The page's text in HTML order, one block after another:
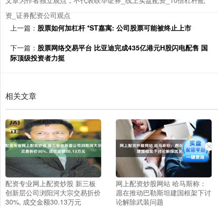
资_证券配资公司观点
上一篇： 股票如何加杠杆 *ST嘉寓: 公司股票可能被终止上市
下一篇： 股票网络交易平台 比亚迪完成435亿港元H股闪电配售 国
际顶级投资者力挺
相关文章
配资专业网上配资炒股 新三板
创新层公司浏阳河大宗交易折价
30%, 成交金额30.13万元
网上配资炒股网站 哈马斯称：
愿在推动巴勒斯坦建国框架下讨
论解除武装问题